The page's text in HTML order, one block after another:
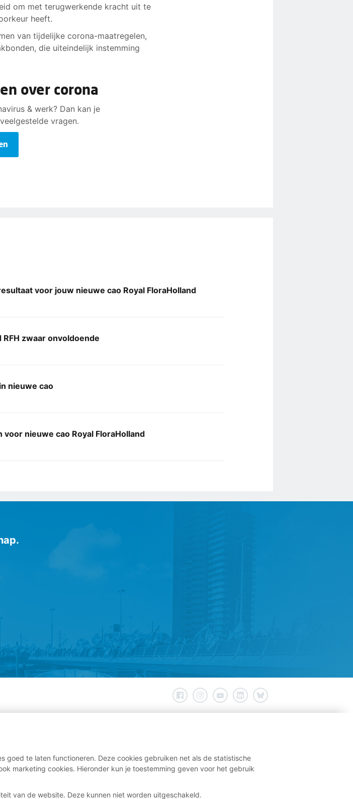
om met terugwerkende kracht uit te
heeft.
van tijdelijke corona-maatregelen,
die uiteindelijk instemming
over corona
& werk? Dan kan je
vragen.
voor jouw nieuwe cao Royal FloraHolland
zwaar onvoldoende
nieuwe cao
nieuwe cao Royal FloraHolland
goed te laten functioneren. Deze cookies gebruiken net als de statistische
marketing cookies. Hieronder kun je toestemming geven voor het gebruik
van de website. Deze kunnen niet worden uitgeschakeld.